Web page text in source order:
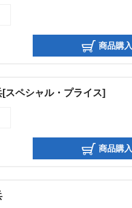
商品購入
ペシャル・プライス]
商品購入